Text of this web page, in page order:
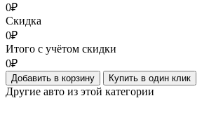
0₽
Скидка
0₽
Итого с учётом скидки
0₽
Добавить в корзину Купить в один клик
Другие авто из этой категории